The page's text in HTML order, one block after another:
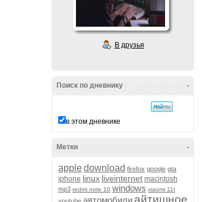
В друзья
-
Поиск по дневнику
в этом дневнике
-
Метки
appledownload firefox google gta
iphone linux liveinternet macintosh
mp3 redmi note 10 windows xiaomi 11t
автомобили айтишное